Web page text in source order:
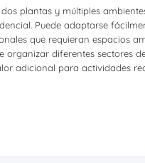
plantas y múltiples
Puede adaptarse
que requieran espacios
organizar diferentes sectores
adicional para actividades